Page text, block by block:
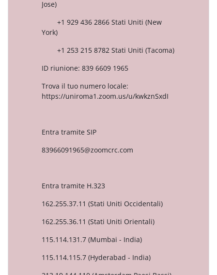
Jose)
+1 929 436 2866 Stati Uniti (New
York)
+1 253 215 8782 Stati Uniti (Tacoma)
ID riunione: 839 6609 1965
Trova il tuo numero locale:
https://uniroma1.zoom.us/u/kwkznSxdI
Entra tramite SIP
83966091965@zoomcrc.com
Entra tramite H.323
162.255.37.11 (Stati Uniti Occidentali)
162.255.36.11 (Stati Uniti Orientali)
115.114.131.7 (Mumbai - India)
115.114.115.7 (Hyderabad - India)